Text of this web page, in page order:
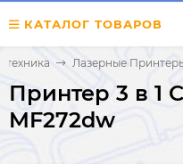
КАТАЛОГ ТОВАРОВ
техника Лазерные
Принтер 3 в 1
MF272dw